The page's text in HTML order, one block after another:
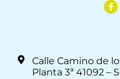
Calle Camino de
Planta 3ª 41092 –